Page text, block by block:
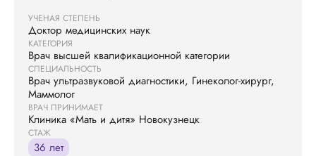
УЧЕНАЯ СТЕПЕНЬ
Доктор медицинских наук
КАТЕГОРИЯ
Врач высшей квалификационной категории
СПЕЦИАЛЬНОСТЬ
Врач ультразвуковой диагностики, Гинеколог-хирург,
Маммолог
ВРАЧ ПРИНИМАЕТ
Клиника «Мать и дитя» Новокузнецк
СТАЖ
36 лет